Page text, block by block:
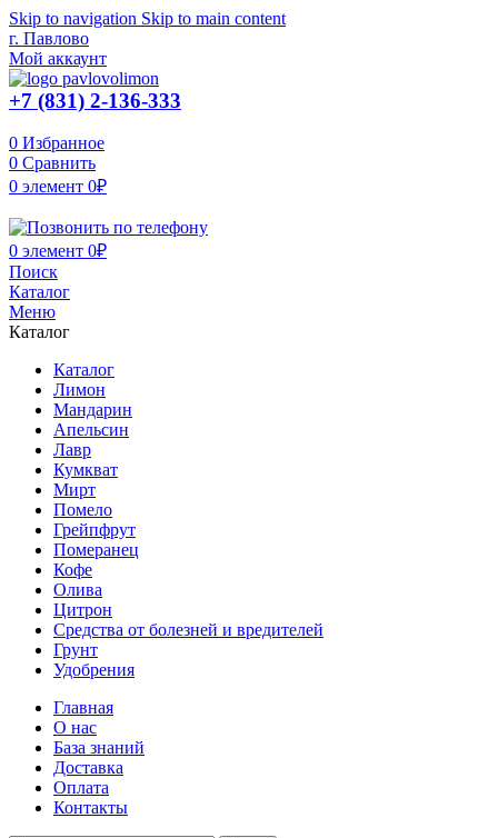
Skip to navigation Skip to main content
г. Павлово
Мой аккаунт
+7 (831) 2-136-333
0 Избранное
0 Сравнить
0 элемент 0₽
0 элемент 0₽
Поиск
Каталог
Меню
Каталог
Каталог
Лимон
Мандарин
Апельсин
Лавр
Кумкват
Мирт
Помело
Грейпфрут
Померанец
Кофе
Олива
Цитрон
Средства от болезней и вредителей
Грунт
Удобрения
Главная
О нас
База знаний
Доставка
Оплата
Контакты